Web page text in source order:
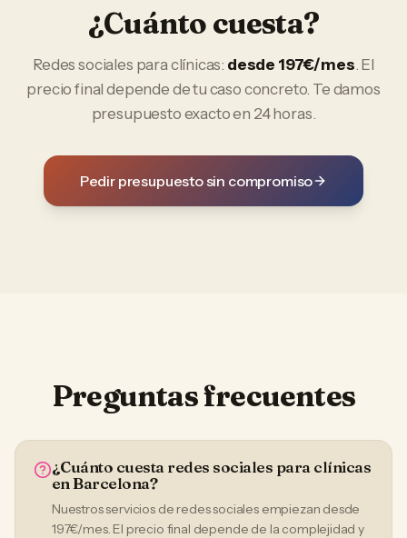
¿Cuánto cuesta?
Redes sociales paraclínicas: desde 197€/mes. El
precio final depende de tu caso concreto. Te damos
presupuesto exacto en 24 horas.
Pedir presupuesto sin compromiso
Preguntas frecuentes
¿Cuánto cuesta redes sociales para clínicas
en Barcelona?
Nuestros servicios de redes sociales empiezan desde
197€/mes. El precio final depende de la complejidad y